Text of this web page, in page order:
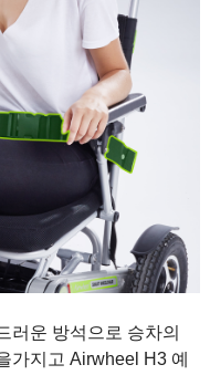
러운 방석으로 승차의
가지고 Airwheel H3 예